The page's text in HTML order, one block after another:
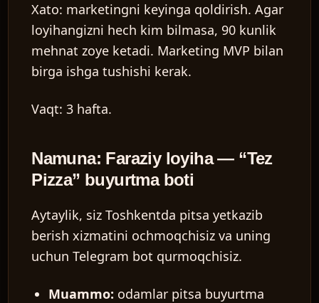
Xato: marketingni keyinga qoldirish. Agar
loyihangizni hech kim bilmasa, 90 kunlik
mehnat zoye ketadi. Marketing MVP bilan
birga ishga tushishi kerak.
Vaqt: 3 hafta.
Namuna: Faraziy loyiha — “Tez
Pizza” buyurtma boti
Aytaylik, siz Toshkentda pitsa yetkazib
berish xizmatini ochmoqchisiz va uning
uchun Telegram bot qurmoqchisiz.
Muammo: odamlar pitsa buyurtma